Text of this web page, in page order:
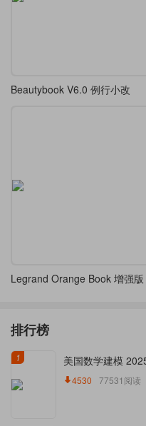
Beautybook V6.0 例行小改
Legrand Orange Book 增强版
排行榜
1 美国数学建模
4530 77531阅读